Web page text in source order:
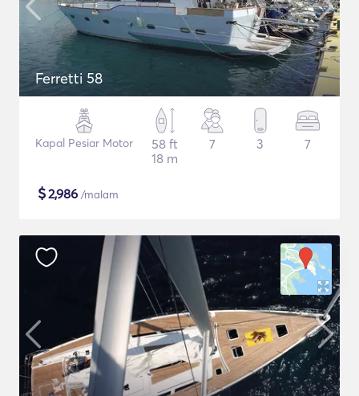
Ferretti 58
Kapal Pesiar Motor
58 ft
18 m
7 3 7
$2,986 /malam